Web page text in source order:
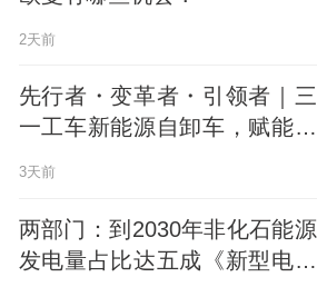
2天前
先行者・变革者・引领者｜三
一工车新能源自卸车，赋能云
3天前
两部门：到2030年非化石能源
发电量占比达五成《新型电力